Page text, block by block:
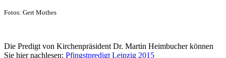
Fotos: Gert Mothes
Die Predigt von Kirchenpräsident Dr. Martin Heimbucher können
Sie hier nachlesen: Pfingstpredigt Leipzig 2015